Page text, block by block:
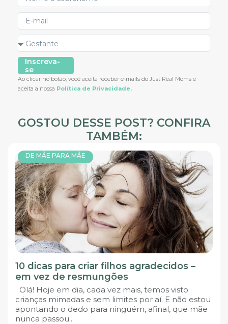
Inscreva-
se
Ao clicar no botão, você aceita receber e-mails do Just Real Moms e
aceita a nossa Política de Privacidade.
GOSTOU DESSE POST? CONFIRA
TAMBÉM:
DE MÃE PARA MÃE
10 dicas para criar filhos agradecidos –
em vez de resmungões
Olá! Hoje em dia, cada vez mais, temos visto
crianças mimadas e sem limites por aí. E não estou
apontando o dedo para ninguém, afinal, que mãe
nunca passou...